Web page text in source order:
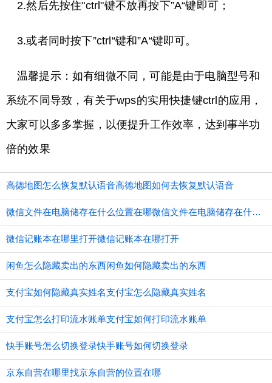
2.然后先按住"ctrl"键不放再按下”A“键即可；
3.或者同时按下”ctrl“键和”A“键即可。
温馨提示：如有细微不同，可能是由于电脑型号和
系统不同导致，有关于wps的实用快捷键ctrl的应用，
大家可以多多掌握，以便提升工作效率，达到事半功
倍的效果
高德地图怎么恢复默认语音高德地图如何去恢复默认语音
微信文件在电脑储存在什么位置在哪微信文件在电脑储存在什么位置
微信记账本在哪里打开微信记账本在哪打开
闲鱼怎么隐藏卖出的东西闲鱼如何隐藏卖出的东西
支付宝如何隐藏真实姓名支付宝怎么隐藏真实姓名
支付宝怎么打印流水账单支付宝如何打印流水账单
快手账号怎么切换登录快手账号如何切换登录
京东自营在哪里找京东自营的位置在哪